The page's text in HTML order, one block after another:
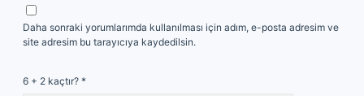
Daha sonraki yorumlarımda kullanılması için adım, e-posta adresim ve
site adresim bu tarayıcıya kaydedilsin.
6 + 2 kaçtır? *